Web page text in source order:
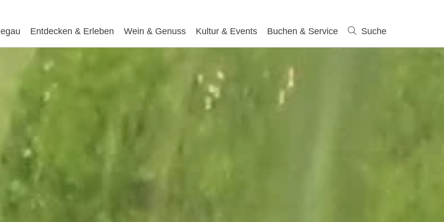
Entdecken & Erleben Wein & Genuss Kultur & Events Buchen & Service Suche